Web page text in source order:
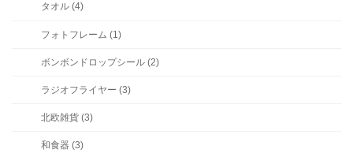
タオル (4)
フォトフレーム (1)
ボンボンドロップシール (2)
ラジオフライヤー (3)
北欧雑貨 (3)
和食器 (3)